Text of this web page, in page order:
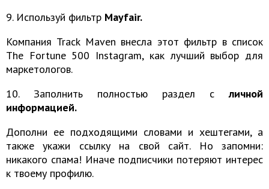
9. Используй фильтр Mayfair.
Компания Track Maven внесла этот фильтр в список
The Fortune 500 Instagram, как лучший выбор для
маркетологов.
10. Заполнить полностью раздел сличной
информацией.
Дополни ее подходящими словами и хештегами, а
также укажи ссылку на свой сайт. Но запомни:
никакого спама! Иначе подписчики потеряют интерес
к твоему профилю.